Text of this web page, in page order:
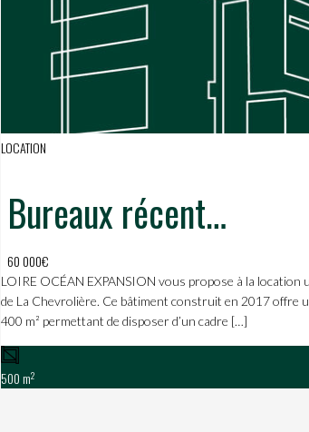
LOCATION
Bureaux récents de 500 m² à louer – La Chevrolière
60 000€
LOIRE OCÉAN EXPANSION vous propose à la location
de La Chevrolière. Ce bâtiment construit en 2017 offre
400 m² permettant de disposer d’un cadre […]
500 m2